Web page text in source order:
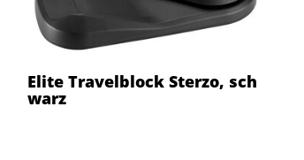
Elite Travelblock Sterzo, sch
warz